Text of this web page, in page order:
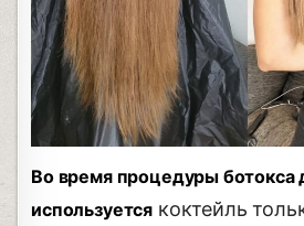
Во время процедуры ботокса
используется коктейль